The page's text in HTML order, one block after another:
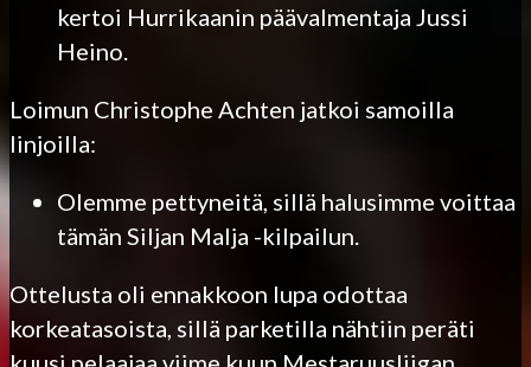
kertoi Hurrikaanin päävalmentaja Jussi
Heino.
Loimun Christophe Achten jatkoi samoilla
linjoilla:
Olemme pettyneitä, sillä halusimme voittaa
tämän Siljan Malja -kilpailun.
Ottelusta oli ennakkoon lupa odottaa
korkeatasoista, sillä parketilla nähtiin peräti